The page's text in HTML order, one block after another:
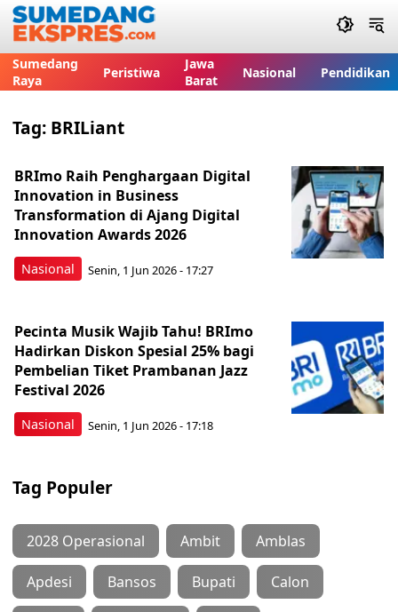
Sumedang
Raya
Peristiwa
Jawa
Barat
Nasional Pendidikan
Tag: BRILiant
Nasional
BRImo Raih Penghargaan Digital
Innovation in Business
Transformation di Ajang Digital
Innovation Awards 2026
Senin, 1 Jun 2026 - 17:27
Nasional
Pecinta Musik Wajib Tahu! BRImo
Hadirkan Diskon Spesial 25% bagi
Pembelian Tiket Prambanan Jazz
Festival 2026
Senin, 1 Jun 2026 - 17:18
Tag Populer
2028 Operasional Ambit Amblas
Apdesi Bansos Bupati Calon